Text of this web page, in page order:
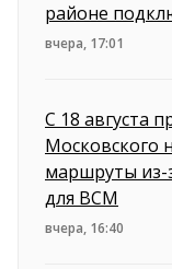
районе
вчера, 17:01
С 18 августа
Московского
маршруты из-
для ВСМ
вчера, 16:40